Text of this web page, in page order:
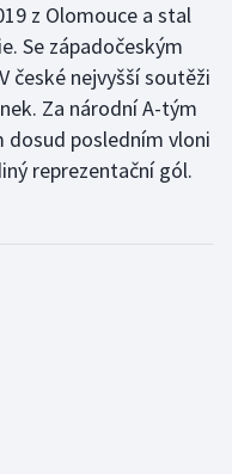
z Olomouce a stal
Se západočeským
české nejvyšší soutěži
Za národní A-tým
posledním vloni
reprezentační gól.